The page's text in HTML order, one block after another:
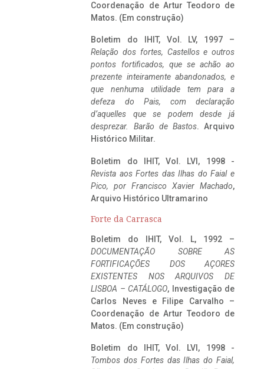
Coordenação de Artur Teodoro de
Matos. (Em construção)
Boletim do IHIT, Vol. LV, 1997 –
Relação dos fortes, Castellos e outros
pontos fortificados, que se achão ao
prezente inteiramente abandonados, e
que nenhuma utilidade tem para a
defeza do Pais, com declaração
d’aquelles que se podem desde já
desprezar. Barão de Bastos. Arquivo
Histórico Militar.
Boletim do IHIT, Vol. LVI, 1998 -
Revista aos Fortes das Ilhas do Faial e
Pico, por Francisco Xavier Machado,
Arquivo Histórico Ultramarino
Forte da Carrasca
Boletim do IHIT, Vol. L, 1992 –
DOCUMENTAÇÃO SOBRE AS
FORTIFICAÇÕES DOS AÇORES
EXISTENTES NOS ARQUIVOS DE
LISBOA – CATÁLOGO, Investigação de
Carlos Neves e Filipe Carvalho –
Coordenação de Artur Teodoro de
Matos. (Em construção)
Boletim do IHIT, Vol. LVI, 1998 -
Tombos dos Fortes das Ilhas do Faial,